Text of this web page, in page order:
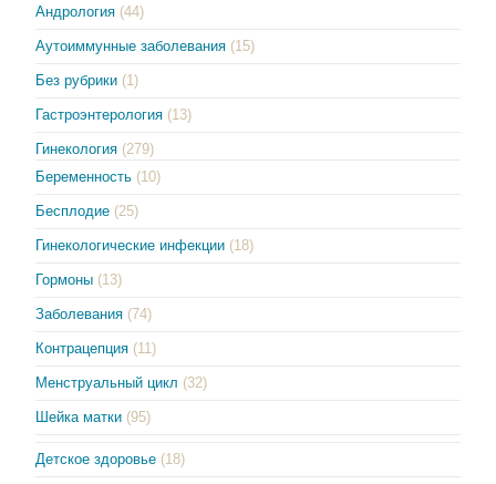
Андрология (44)
Аутоиммунные заболевания (15)
Без рубрики (1)
Гастроэнтерология (13)
Гинекология (279)
Беременность (10)
Бесплодие (25)
Гинекологические инфекции (18)
Гормоны (13)
Заболевания (74)
Контрацепция (11)
Менструальный цикл (32)
Шейка матки (95)
Детское здоровье (18)